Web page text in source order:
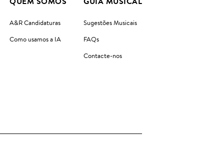
A&R Candidaturas
Como usamos a IA
Sugestões Musicais
FAQs
Contacte-nos